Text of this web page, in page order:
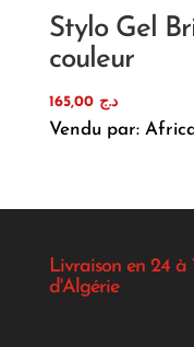
Stylo Gel
couleur
د.ج 165,00
Vendu par:
Livraison en 24 à
d'Algérie